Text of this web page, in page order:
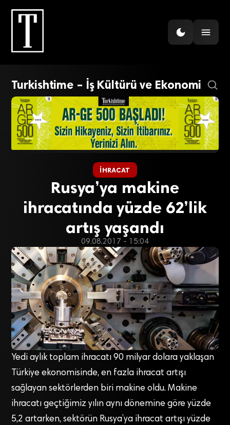
Turkishtime – İş Kültürü ve Ekonomi
İHRACAT
Rusya’ya makine
ihracatında yüzde 62’lik
artış yaşandı
09.08.2017 - 15:04
Yedi aylık toplam ihracatı 90 milyar dolara yaklaşan
Türkiye ekonomisinde, en fazla ihracat artışı
sağlayan sektörlerden biri makine oldu. Makine
ihracatı geçtiğimiz yılın aynı dönemine göre yüzde
5,2 artarken, sektörün Rusya’ya ihracat artışı yüzde